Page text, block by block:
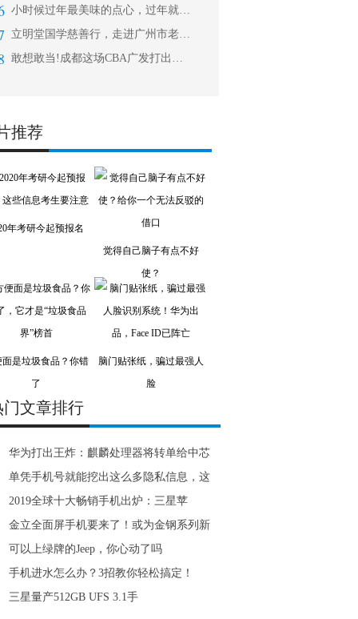
小时候过年最美味的点心，过年就盼着吃
立明堂国学慈善行，走进广州市老人院
敢想敢当!成都这场CBA广发打出新年
推荐
年考研今起预报名
觉得自己脑子有点不好
使？
面是垃圾食品？你错
了
脑门贴张纸，骗过最强人
脸
门文章排行
华为打出王炸：麒麟处理器将转单给中芯
单凭手机号就能挖出这么多隐私信息，这
2019全球十大畅销手机出炉：三星苹
金立全面屏手机要来了！或为金钢系列新
可以上绿牌的Jeep，你心动了吗
手机进水怎么办？3招教你轻松搞定！
三星量产512GB UFS 3.1手